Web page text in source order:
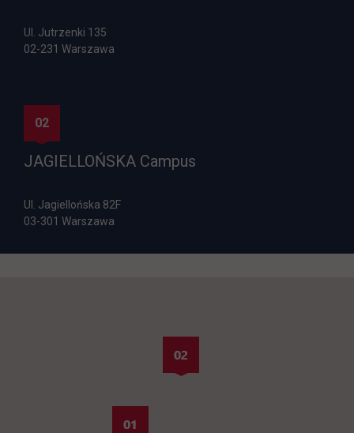
Ul. Jutrzenki 135
02-231 Warszawa
02
JAGIELLOŃSKA Campus
Ul. Jagiellońska 82F
03-301 Warszawa